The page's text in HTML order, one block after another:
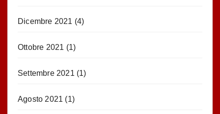
Dicembre 2021 (4)
Ottobre 2021 (1)
Settembre 2021 (1)
Agosto 2021 (1)